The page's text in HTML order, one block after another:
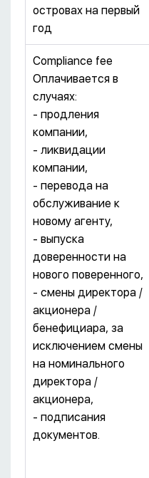
островах на первый
год
Compliance fee
Оплачивается в
случаях:
- продления
компании,
- ликвидации
компании,
- перевода на
обслуживание к
новому агенту,
- выпуска
доверенности на
нового поверенного,
- смены директора /
акционера /
бенефициара, за
исключением смены
на номинального
директора /
акционера,
- подписания
документов.